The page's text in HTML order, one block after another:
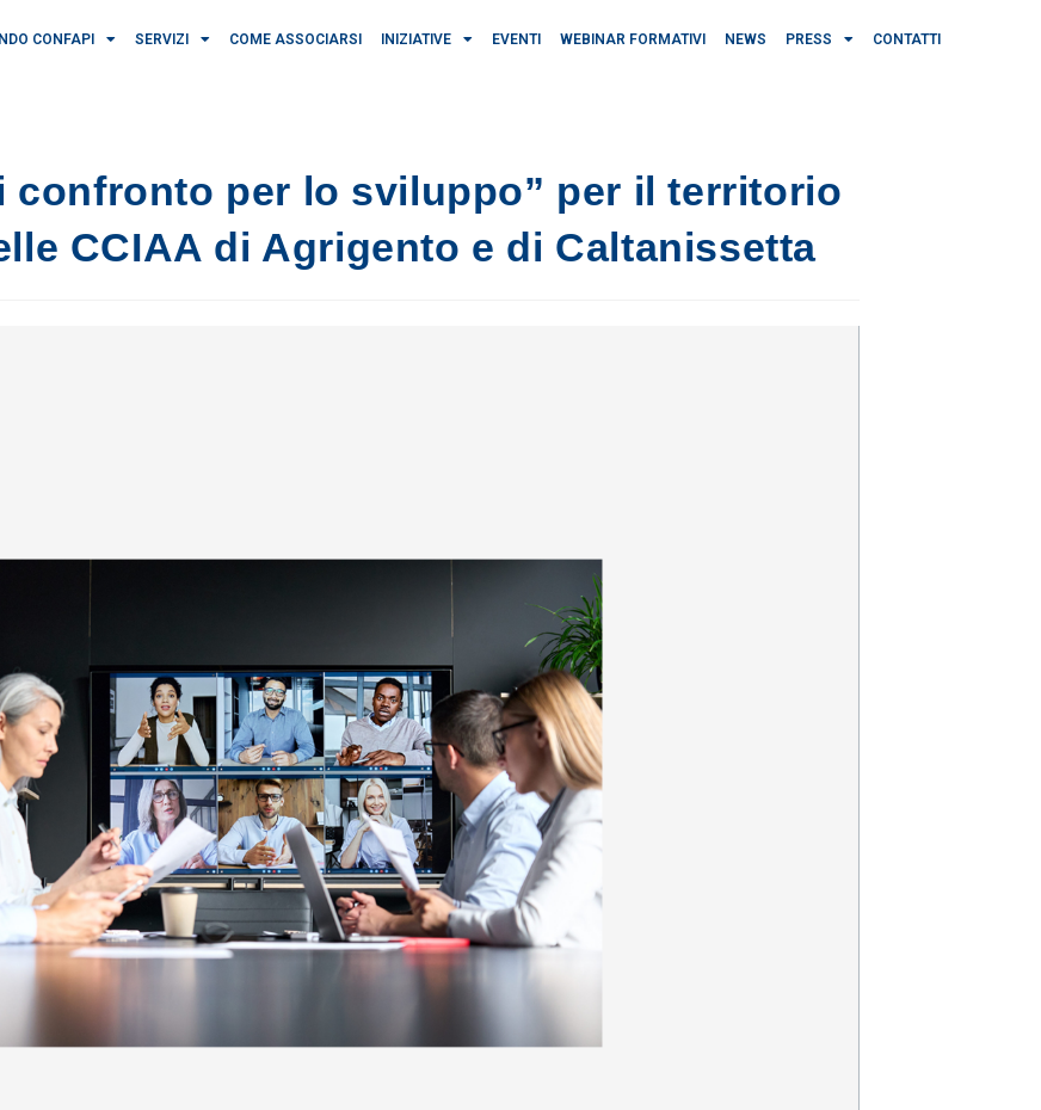
CONFAPI SERVIZI COME ASSOCIARSI INIZIATIVE EVENTI WEBINAR FORMATIVI NEWS PRESS CONTATTI
confronto per lo sviluppo” per il territorio
CCIAA di Agrigento e di Caltanissetta